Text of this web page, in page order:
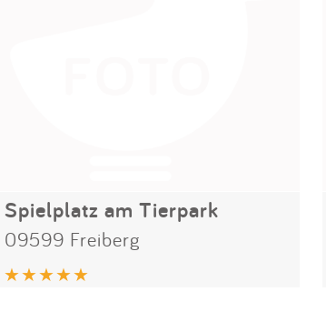
Spielplatz am Tierpark
09599 Freiberg